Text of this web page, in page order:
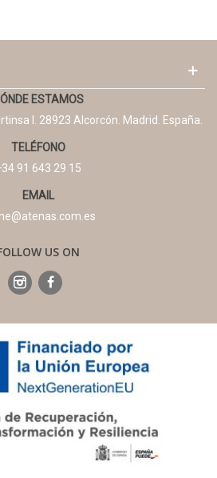
ESTAMOS
I. 28923 Alcorcón. Madrid. España.
TELÉFONO
91 643 29 15
EMAIL
US ON